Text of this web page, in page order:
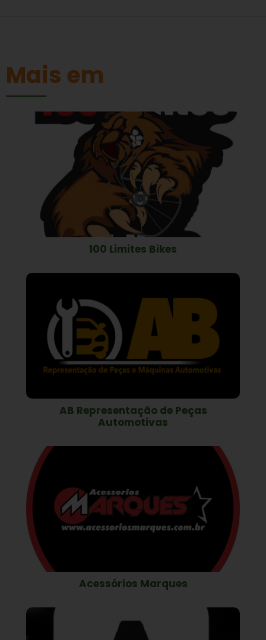
Mais em
100 Limites Bikes
AB Representação de Peças
Automotivas
Acessórios Marques